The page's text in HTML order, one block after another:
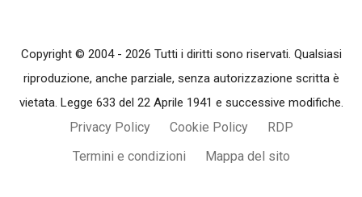
Copyright © 2004 - 2026 Tutti i diritti sono riservati. Qualsiasi
riproduzione, anche parziale, senza autorizzazione scritta è
vietata. Legge 633 del 22 Aprile 1941 e successive modifiche.
Privacy Policy Cookie Policy
RDP
Termini e condizioni
Mappa del sito